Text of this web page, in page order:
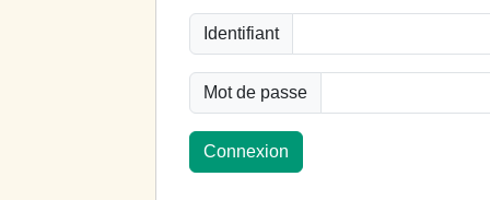
Identifiant
Mot de passe
Connexion